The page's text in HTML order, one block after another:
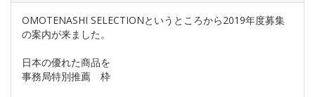
OMOTENASHI SELECTIONというところから2019年度募集
の案内が来ました。
日本の優れた商品を
事務局特別推薦 枠